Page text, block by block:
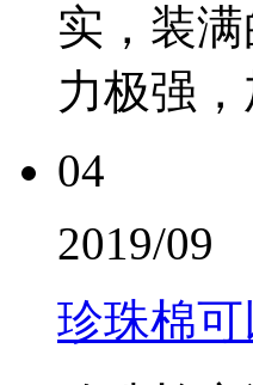
实，装
力极强
04
2019/09
珍珠棉